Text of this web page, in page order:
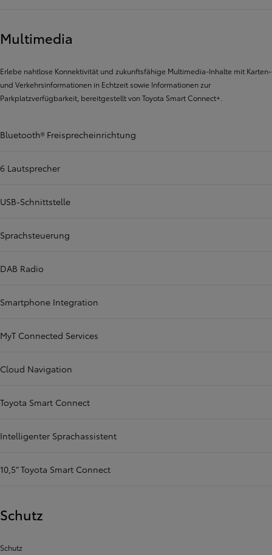
Multimedia
Erlebe nahtlose Konnektivität und zukunftsfähige Multimedia-Inhalte mit Karten-
und Verkehrsinformationen in Echtzeit sowie Informationen zur
Parkplatzverfügbarkeit, bereitgestellt von Toyota Smart Connect+.
Bluetooth® Freisprecheinrichtung
6 Lautsprecher
USB-Schnittstelle
Sprachsteuerung
DAB Radio
Smartphone Integration
MyT Connected Services
Cloud Navigation
Toyota Smart Connect
Intelligenter Sprachassistent
10,5“ Toyota Smart Connect
Schutz
Schutz